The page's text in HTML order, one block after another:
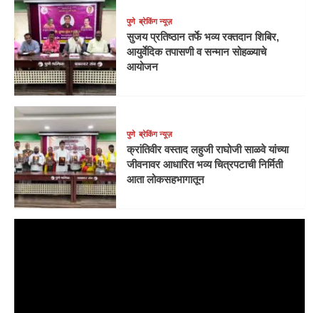
पुणे ब्रेकिंग न्यूज़
सुजय प्रतिष्ठान तर्फे भव्य रक्तदान शिबिर,
आयुर्वेदिक तपासणी व सन्मान सोहळ्याचे
आयोजन
पुणे ब्रेकिंग न्यूज़
क्रांतिवीर वस्ताद लहुजी राघोजी साळवे यांच्या
जीवनावर आधारित भव्य चित्रपटाची निर्मिती
आता लोकसहभागातून